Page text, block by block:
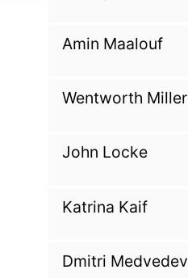
Amin Maalouf
Wentworth Miller
John Locke
Katrina Kaif
Dmitri Medvedev